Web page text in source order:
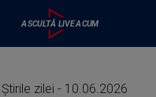
Știrile zilei - 10.06.2026